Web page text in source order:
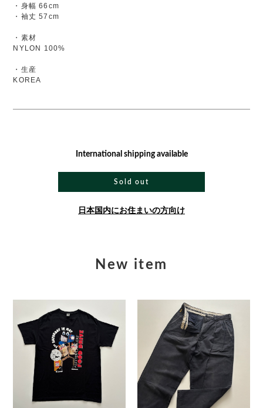
・身幅 66cm
・袖丈 57cm
・素材
NYLON 100%
・生産
KOREA
International shipping available
Sold out
日本国内にお住まいの方向け
New item